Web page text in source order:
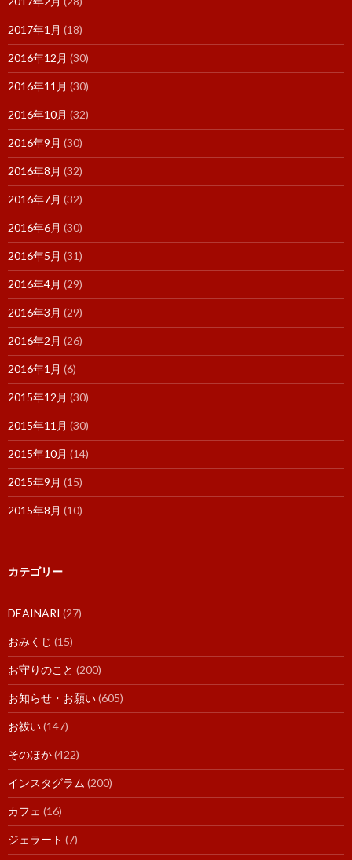
2017年1月 (18)
2016年12月 (30)
2016年11月 (30)
2016年10月 (32)
2016年9月 (30)
2016年8月 (32)
2016年7月 (32)
2016年6月 (30)
2016年5月 (31)
2016年4月 (29)
2016年3月 (29)
2016年2月 (26)
2016年1月 (6)
2015年12月 (30)
2015年11月 (30)
2015年10月 (14)
2015年9月 (15)
2015年8月 (10)
カテゴリー
DEAINARI (27)
おみくじ (15)
お守りのこと (200)
お知らせ・お願い(605)
お祓い(147)
そのほか(422)
インスタグラム (200)
カフェ (16)
ジェラート (7)